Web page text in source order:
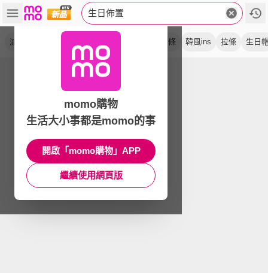
生日佈置
派對 布條 韓風ins 拉條 生日
momo購物
生活大小事都是momo的事
開啟「momo購物」APP
繼續使用網頁版